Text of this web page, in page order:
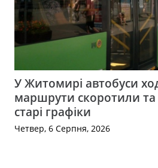
У Житомирі автобуси
маршрути скоротили
старі графіки
Четвер, 6 Серпня, 2026